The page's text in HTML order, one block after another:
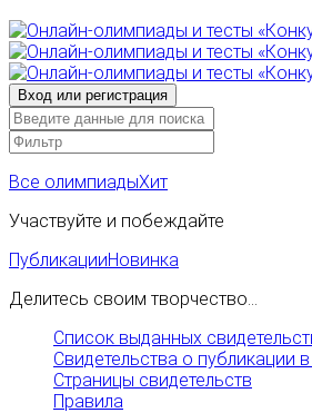
Все олимпиадыХит
Участвуйте и побеждайте
ПубликацииНовинка
Делитесь своим творчество...
Список выданных
Свидетельства о публикации
Страницы свидетельств
Правила